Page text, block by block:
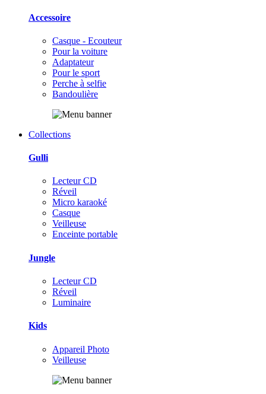
Accessoire
Casque - Ecouteur
Pour la voiture
Adaptateur
Pour le sport
Perche à selfie
Bandoulière
Collections
Gulli
Lecteur CD
Réveil
Micro karaoké
Casque
Veilleuse
Enceinte portable
Jungle
Lecteur CD
Réveil
Luminaire
Kids
Appareil Photo
Veilleuse